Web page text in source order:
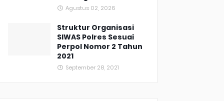
Agustus 02, 2026
Struktur Organisasi
SIWAS Polres Sesuai
Perpol Nomor 2 Tahun
2021
September 28, 2021